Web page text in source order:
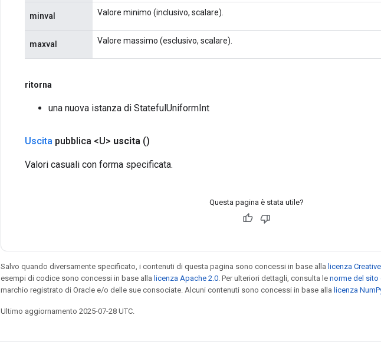
minval Valore minimo (inclusivo, scalare).
maxval Valore massimo (esclusivo, scalare).
ritorna
una nuova istanza di StatefulUniformInt
Uscita pubblica <U> uscita ()
Valori casuali con forma specificata.
Questa pagina è stata utile?
Salvo quando diversamente specificato, i contenuti di questa pagina sono concessi in base alla licenza
esempi di codice sono concessi in base alla licenza Apache 2.0 . Per ulteriori dettagli, consulta le norme del sito
marchio registrato di Oracle e/o delle sue consociate. Alcuni contenuti sono concessi in base alla licenza
Ultimo aggiornamento 2025-07-28 UTC.